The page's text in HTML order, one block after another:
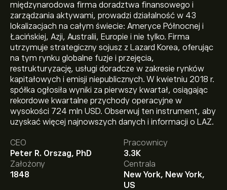
międzynarodowa firma doradztwa finansowego i
zarządzania aktywami, prowadzi działalność w 43
lokalizacjach na całym świecie: Ameryce Północnej i
Łacińskiej, Azji, Australii, Europie i nie tylko. Firma
utrzymuje strategiczny sojusz z Lazard Korea, oferując
na tym rynku globalne fuzje i przejęcia,
restrukturyzację, usługi doradcze w zakresie rynków
kapitałowych i emisji niepublicznych. W kwietniu 2018 r.
spółka ogłosiła wyniki za pierwszy kwartał, osiągając
rekordowe kwartalne przychody operacyjne w
wysokości 724 mln USD. Obserwuj ten instrument, aby
uzyskać więcej najnowszych danych i informacji o LAZ.
CEO
Peter R. Orszag, PhD
Pracownicy
3.3K
Założony
1848
Centrala
New York, New York,
US
Aktualna cena instrumentu: LAZ wynosi 44.20‎$‎.
Średnia cena docelowa dla instrumentu: Lazard Inc
wynosi 44.20‎$‎.Zarejestruj się
na eToro, aby poznać
szczegółowe prognozy analityków i ceny docelowe.